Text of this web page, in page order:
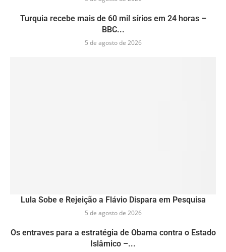
Turquia recebe mais de 60 mil sírios em 24 horas –
BBC...
5 de agosto de 2026
Lula Sobe e Rejeição a Flávio Dispara em Pesquisa
5 de agosto de 2026
Os entraves para a estratégia de Obama contra o Estado
Islâmico –...